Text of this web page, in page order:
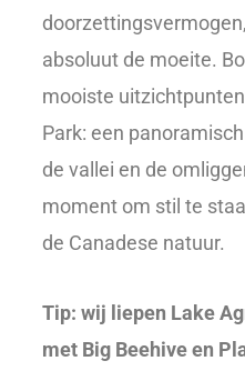
absoluut de moeite.
mooiste
Park: een
de vallei en de
moment om stil te
de Canadese natuur.
Tip: wij liepen Lake
met Big Beehive en